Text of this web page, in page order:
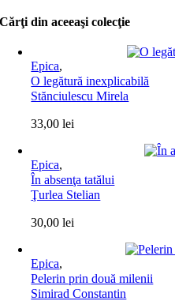
Cărţi din aceeaşi colecţie
Epica,
O legătură inexplicabilă
Stănciulescu Mirela
33,00lei
Epica,
În absenţa tatălui
Ţurlea Stelian
30,00lei
Epica,
Pelerin prin două milenii
Simirad Constantin